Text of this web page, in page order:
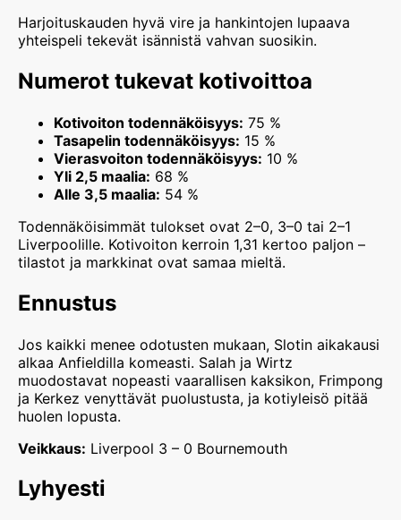
Harjoituskauden hyvä vire ja hankintojen lupaava
yhteispeli tekevät isännistä vahvan suosikin.
Numerot tukevat kotivoittoa
Kotivoiton todennäköisyys: 75 %
Tasapelin todennäköisyys: 15 %
Vierasvoiton todennäköisyys: 10 %
Yli 2,5 maalia: 68 %
Alle 3,5 maalia: 54 %
Todennäköisimmät tulokset ovat 2–0, 3–0 tai 2–1
Liverpoolille. Kotivoiton kerroin 1,31 kertoo paljon –
tilastot ja markkinat ovat samaa mieltä.
Ennustus
Jos kaikki menee odotusten mukaan, Slotin aikakausi
alkaa Anfieldilla komeasti. Salah ja Wirtz
muodostavat nopeasti vaarallisen kaksikon, Frimpong
ja Kerkez venyttävät puolustusta, ja kotiyleisö pitää
huolen lopusta.
Veikkaus: Liverpool 3 – 0 Bournemouth
Lyhyesti